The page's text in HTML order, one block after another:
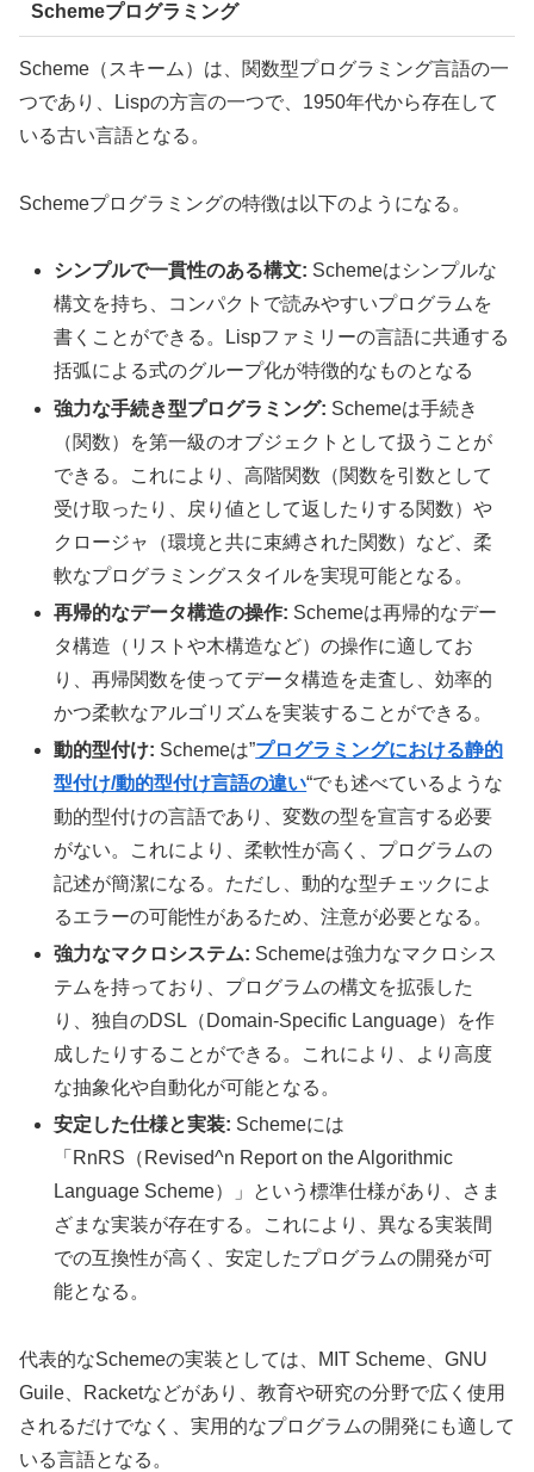
Schemeプログラミング
Scheme（スキーム）は、関数型プログラミング言語の一
つであり、Lispの方言の一つで、1950年代から存在して
いる古い言語となる。
Schemeプログラミングの特徴は以下のようになる。
シンプルで一貫性のある構文: Schemeはシンプルな
構文を持ち、コンパクトで読みやすいプログラムを
書くことができる。Lispファミリーの言語に共通する
括弧による式のグループ化が特徴的なものとなる
強力な手続き型プログラミング: Schemeは手続き
（関数）を第一級のオブジェクトとして扱うことが
できる。これにより、高階関数（関数を引数として
受け取ったり、戻り値として返したりする関数）や
クロージャ（環境と共に束縛された関数）など、柔
軟なプログラミングスタイルを実現可能となる。
再帰的なデータ構造の操作: Schemeは再帰的なデー
タ構造（リストや木構造など）の操作に適してお
り、再帰関数を使ってデータ構造を走査し、効率的
かつ柔軟なアルゴリズムを実装することができる。
動的型付け: Schemeは”プログラミングにおける静的
型付け/動的型付け言語の違い“でも述べているような
動的型付けの言語であり、変数の型を宣言する必要
がない。これにより、柔軟性が高く、プログラムの
記述が簡潔になる。ただし、動的な型チェックによ
るエラーの可能性があるため、注意が必要となる。
強力なマクロシステム: Schemeは強力なマクロシス
テムを持っており、プログラムの構文を拡張した
り、独自のDSL（Domain-Specific Language）を作
成したりすることができる。これにより、より高度
な抽象化や自動化が可能となる。
安定した仕様と実装: Schemeには
「RnRS（Revised^n Report on the Algorithmic
Language Scheme）」という標準仕様があり、さま
ざまな実装が存在する。これにより、異なる実装間
での互換性が高く、安定したプログラムの開発が可
能となる。
代表的なSchemeの実装としては、MIT Scheme、GNU
Guile、Racketなどがあり、教育や研究の分野で広く使用
されるだけでなく、実用的なプログラムの開発にも適して
いる言語となる。